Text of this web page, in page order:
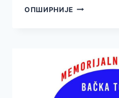
ОПШИРНИЈЕ РУЖИЧАСТА